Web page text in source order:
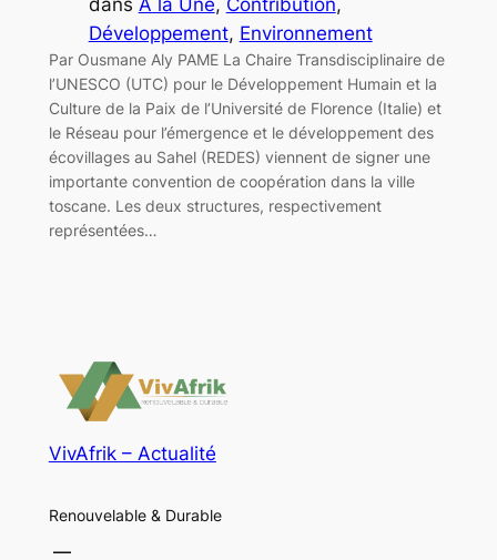
Développement, Environnement
Par Ousmane Aly PAME La Chaire Transdisciplinaire de
l’UNESCO (UTC) pour le Développement Humain et la
Culture de la Paix de l’Université de Florence (Italie) et
le Réseau pour l’émergence et le développement des
écovillages au Sahel (REDES) viennent de signer une
importante convention de coopération dans la ville
toscane. Les deux structures, respectivement
représentées…
VivAfrik – Actualité
Renouvelable & Durable